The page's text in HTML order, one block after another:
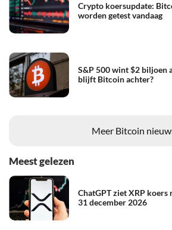
Crypto koersupdate:
worden getest vandaag
S&P 500 wint $2 biljoen
blijft Bitcoin achter?
Meer Bitcoin
Meest gelezen
ChatGPT ziet XRP
31 december 2026